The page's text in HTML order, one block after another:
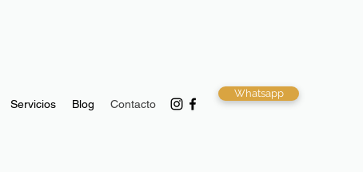
Servicios Blog Contacto
Whatsapp